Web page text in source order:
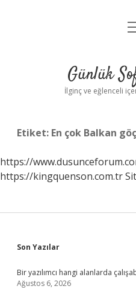
Yasal
Günlük
İlginç ve eğlenceli
Etiket: En çok Balkan
https://
https://kingquenson.com.tr
Sidebar
Son Yazılar
Bir yazılımcı hangi alanlarda
Ağustos 6, 2026